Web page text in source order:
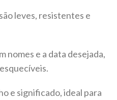
leves, resistentes e
nomes e a data desejada,
e significado, ideal para